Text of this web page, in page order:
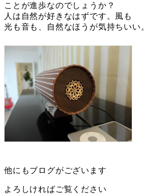
ことが進歩なのでしょうか？
人は自然が好きなはずです。風も
光も音も、自然なほうが気持ちいい。
他にもブログがございます
よろしければご覧ください